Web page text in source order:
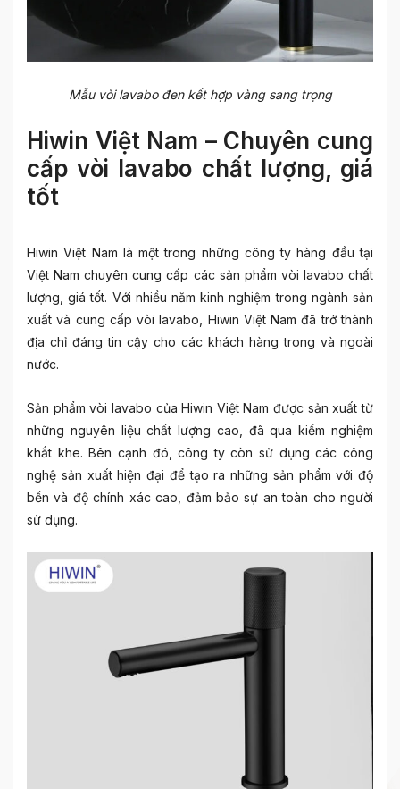
Mẫu vòi lavabo đen kết hợp vàng sang trọng
Hiwin Việt Nam – Chuyên cung
cấp vòi lavabo chất lượng, giá
tốt
Hiwin Việt Nam là một trong những công ty hàng đầu tại
Việt Nam chuyên cung cấp các sản phẩm vòi lavabo chất
lượng, giá tốt. Với nhiều năm kinh nghiệm trong ngành sản
xuất và cung cấp vòi lavabo, Hiwin Việt Nam đã trở thành
địa chỉ đáng tin cậy cho các khách hàng trong và ngoài
nước.
Sản phẩm vòi lavabo của Hiwin Việt Nam được sản xuất từ
những nguyên liệu chất lượng cao, đã qua kiểm nghiệm
khắt khe. Bên cạnh đó, công ty còn sử dụng các công
nghệ sản xuất hiện đại để tạo ra những sản phẩm với độ
bền và độ chính xác cao, đảm bảo sự an toàn cho người
sử dụng.